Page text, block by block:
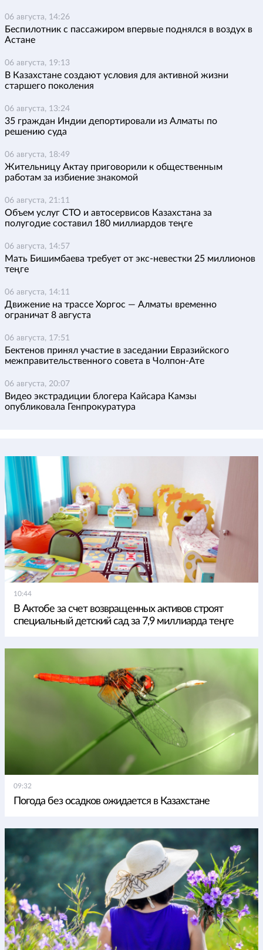
06 августа, 14:26
Беспилотник с пассажиром впервые поднялся в воздух в
Астане
06 августа, 19:13
В Казахстане создают условия для активной жизни
старшего поколения
06 августа, 13:24
35 граждан Индии депортировали из Алматы по
решению суда
06 августа, 18:49
Жительницу Актау приговорили к общественным
работам за избиение знакомой
06 августа, 21:11
Объем услуг СТО и автосервисов Казахстана за
полугодие составил 180 миллиардов теңге
06 августа, 14:57
Мать Бишимбаева требует от экс-невестки 25 миллионов
теңге
06 августа, 14:11
Движение на трассе Хоргос — Алматы временно
ограничат 8 августа
06 августа, 17:51
Бектенов принял участие в заседании Евразийского
межправительственного совета в Чолпон-Ате
06 августа, 20:07
Видео экстрадиции блогера Кайсара Камзы
опубликовала Генпрокуратура
10:44
В Актобе за счет возвращенных активов строят
специальный детский сад за 7,9 миллиарда теңге
09:32
Погода без осадков ожидается в Казахстане